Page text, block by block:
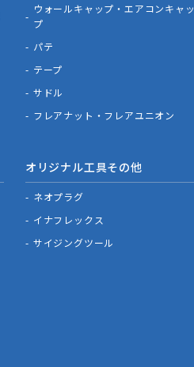
ウォールキャップ・エアコンキャッ
プ
パテ
テープ
サドル
フレアナット・フレアユニオン
オリジナル工具その他
ネオプラグ
イナフレックス
サイジングツール